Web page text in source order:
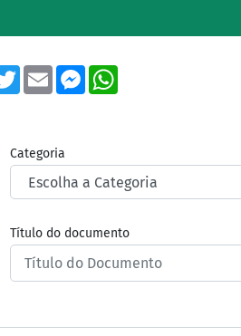
TwitterEmailMessenger
Categoria
Título do documento